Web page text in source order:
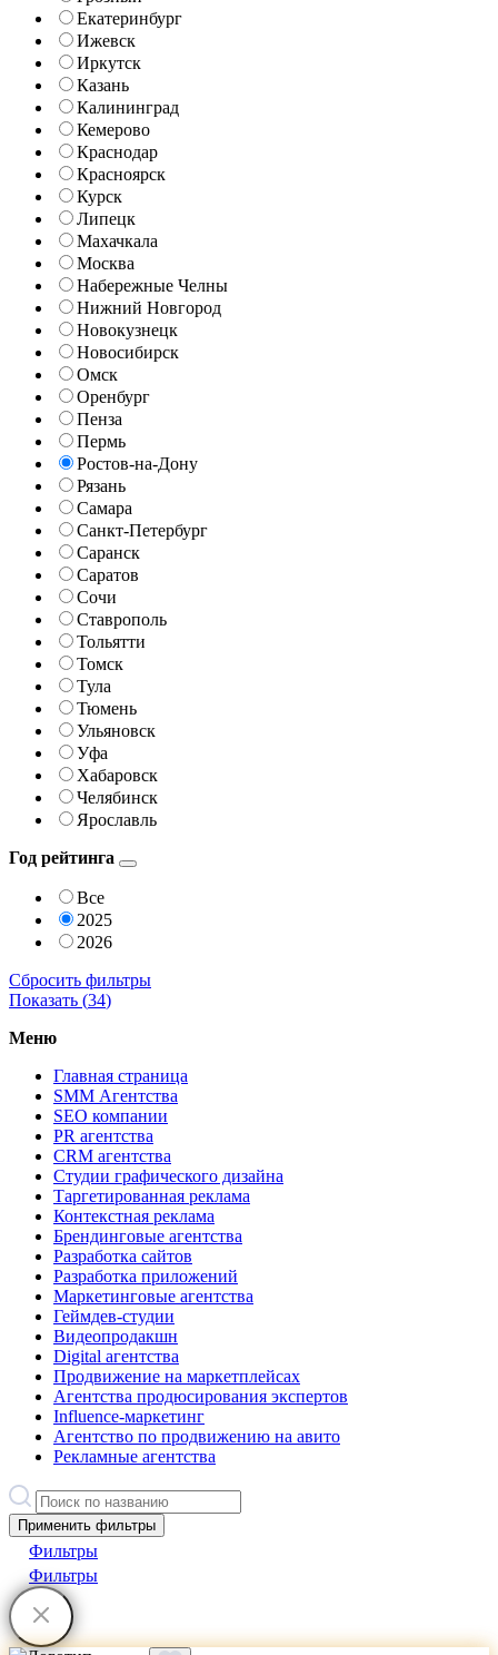
Екатеринбург
Ижевск
Иркутск
Казань
Калининград
Кемерово
Краснодар
Красноярск
Курск
Липецк
Махачкала
Москва
Набережные Челны
Нижний Новгород
Новокузнецк
Новосибирск
Омск
Оренбург
Пенза
Пермь
Ростов-на-Дону
Рязань
Самара
Санкт-Петербург
Саранск
Саратов
Сочи
Ставрополь
Тольятти
Томск
Тула
Тюмень
Ульяновск
Уфа
Хабаровск
Челябинск
Ярославль
Год рейтинга
Все
2025
2026
Сбросить фильтры
Показать (34)
Меню
Главная страница
SMM Агентства
SEO компании
PR агентства
CRM агентства
Студии графического дизайна
Таргетированная реклама
Контекстная реклама
Брендинговые агентства
Разработка сайтов
Разработка приложений
Маркетинговые агентства
Геймдев-студии
Видеопродакшн
Digital агентства
Продвижение на маркетплейсах
Агентства продюсирования экспертов
Influence-маркетинг
Агентство по продвижению на авито
Рекламные агентства
Применить фильтры
Фильтры
Фильтры